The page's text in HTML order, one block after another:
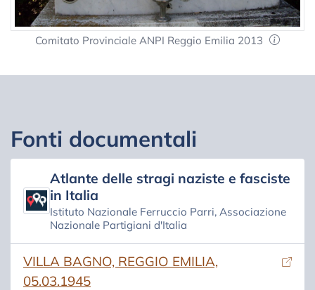
Comitato Provinciale ANPI Reggio Emilia 2013
Fonti documentali
Atlante delle stragi naziste e fasciste
in Italia
Istituto Nazionale Ferruccio Parri, Associazione
Nazionale Partigiani d'Italia
VILLA BAGNO, REGGIO EMILIA,
05.03.1945
(si apre in una nuova scheda)